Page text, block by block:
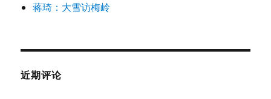
蒋琦：大雪访梅岭
近期评论